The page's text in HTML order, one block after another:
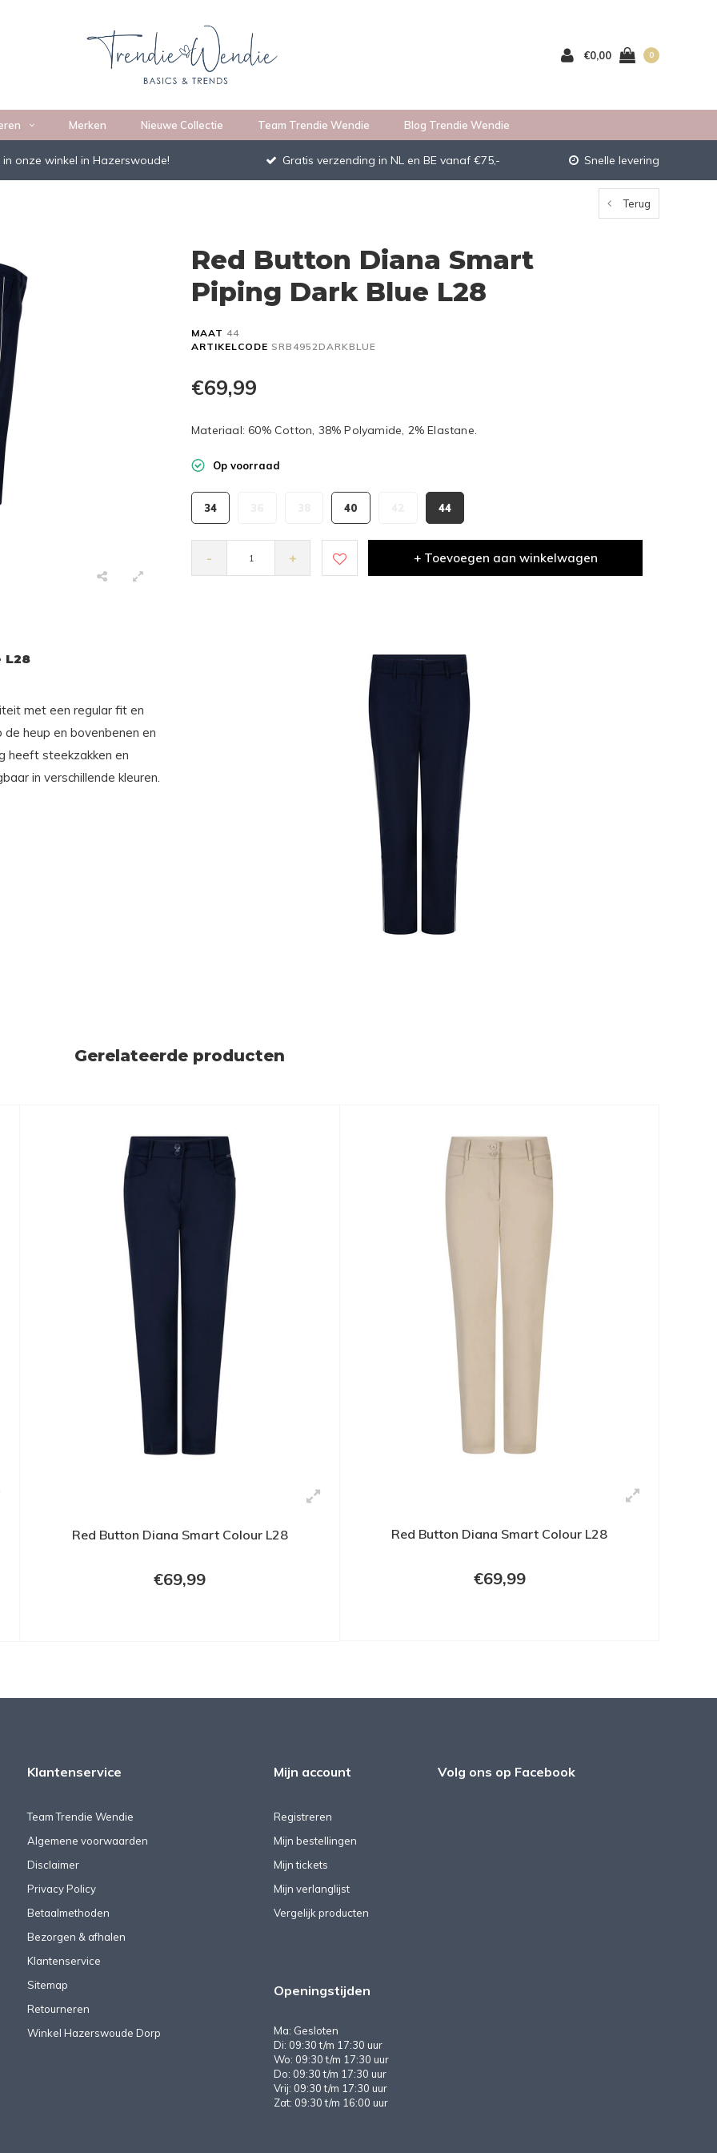
€0,00 0
Merken Nieuwe Collectie Team Trendie Wendie Blog Trendie Wendie
onze winkel in Hazerswoude! Gratis verzending in NL en BE vanaf €75,- Snelle levering
Terug
Red Button Diana Smart
Piping Dark Blue L28
MAAT 44
ARTIKELCODE SRB4952DARKBLUE
€69,99
Materiaal: 60% Cotton, 38% Polyamide, 2% Elastane.
Op voorraad
34 40 44
- + + Toevoegen aan winkelwagen
L28
met een regular fit en
heup en bovenbenen en
heeft steekzakken en
in verschillende kleuren.
Gerelateerde producten
Red Button Diana Smart Colour L28
€69,99
Red Button Diana Smart Colour L28
€69,99
Klantenservice
Team Trendie Wendie
Algemene voorwaarden
Disclaimer
Privacy Policy
Betaalmethoden
Bezorgen & afhalen
Klantenservice
Sitemap
Retourneren
Winkel Hazerswoude Dorp
Mijn account
Registreren
Mijn bestellingen
Mijn tickets
Mijn verlanglijst
Vergelijk producten
Openingstijden
Ma: Gesloten
Di: 09:30 t/m 17:30 uur
Wo: 09:30 t/m 17:30 uur
Do: 09:30 t/m 17:30 uur
Vrij: 09:30 t/m 17:30 uur
Zat: 09:30 t/m 16:00 uur
Volg ons op Facebook